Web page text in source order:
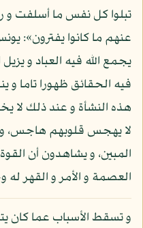
تبلوا كل نفس ما أسلفت و
يجمع الله فيه العباد و
فيه الحقائق ظهورا تاما و
هذه النشأة و عند ذلك لا
لا يهجس قلوبهم هاجس، و
المبين، و يشاهدون أن
العصمة و الأمر و القهر
و تسقط الأسباب عما كان